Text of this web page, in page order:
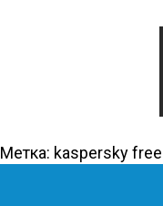
Метка: kaspersky free